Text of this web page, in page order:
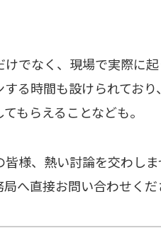
でなく、現場で実際に
る時間も設けられてお
もらえることなども。
様、熱い討論を交わしま
へ直接お問い合わせくだ